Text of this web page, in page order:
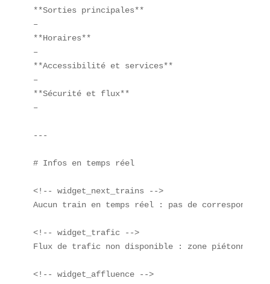
**Sorties principales**
–
**Horaires**
–
**Accessibilité et services**
–
**Sécurité et flux**
–
---
# Infos en temps réel
<!-- widget_next_trains -->
Aucun train en temps réel : pas de
<!-- widget_trafic -->
Flux de trafic non disponible : zone piétonne.
<!-- widget_affluence -->